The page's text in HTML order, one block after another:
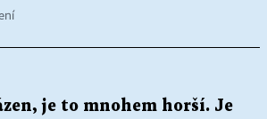
je to mnohem horší. Je